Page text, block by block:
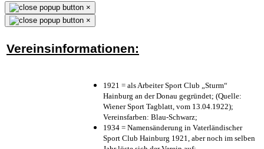
×
×
Vereinsinformationen:
1921 = als Arbeiter Sport Club „Sturm“
Hainburg an der Donau gegründet; (Quelle:
Wiener Sport Tagblatt, vom 13.04.1922);
Vereinsfarben: Blau-Schwarz;
1934 = Namensänderung in Vaterländischer
Sport Club Hainburg 1921, aber noch im selben